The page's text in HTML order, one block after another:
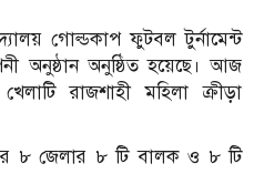
গোল্ডকাপ ফুটবল টুর্নামেন্ট
অনুষ্ঠান অনুষ্ঠিত হয়েছে। আজ
রাজশাহী মহিলা ক্রীড়া
৮ জেলার ৮ টি বালক ও ৮ টি